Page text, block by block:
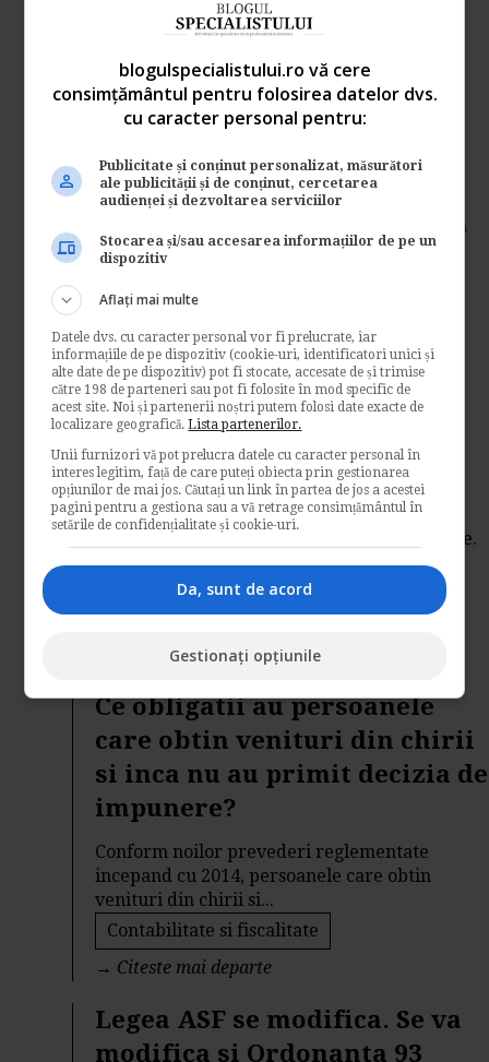
Contabilitate si fiscalitate
Citeste mai departe
Motivul neincrederii
anului 2014
Romanii nu cred ca economia isi va reveni in
anul 2014 iar redresarea economiei nu este
vazuta ca...
Contabilitate si fiscalitate
→Citeste mai departe
Cum sa ai o afacere de 3
miliarde de dolari fara sa
platesti TVA sau impozit pe
profit
Analizam situatia unei afaceri cu totul aparte.
Este vorba despre Panera Bread, o cafenea
Contabilitate si fiscalitate
Citeste mai departe
Ce obligatii au persoanele
care obtin venituri din chirii
si inca nu au primit decizia de
impunere?
Conform noilor prevederi reglementate
incepand cu 2014, persoanele care obtin
venituri din chirii si...
Contabilitate si fiscalitate
→ Citeste mai departe
Legea ASF se modifica. Se va
modifica si Ordonanta 93
blogulspecialistului.ro vă cere
consimțământul pentru folosirea datelor dvs.
cu caracter personal pentru:
Publicitate și conținut personalizat, măsurători
ale publicității și de conținut, cercetarea
audienței și dezvoltarea serviciilor
Stocarea și/sau accesarea informațiilor de pe un
dispozitiv
Aflați mai multe
Datele dvs. cu caracter personal vor fi prelucrate, iar
informațiile de pe dispozitiv (cookie-uri, identificatori unici și
alte date de pe dispozitiv) pot fi stocate, accesate de și trimise
către 198 de parteneri sau pot fi folosite în mod specific de
acest site. Noi și partenerii noștri putem folosi date exacte de
localizare geografică.Lista partenerilor.
Unii furnizori vă pot prelucra datele cu caracter personal în
interes legitim, față de care puteți obiecta prin gestionarea
opțiunilor de mai jos. Căutați un link în partea de jos a acestei
pagini pentru a gestiona sau a vă retrage consimțământul în
setările de confidențialitate și cookie-uri.
Da, sunt de acord
Gestionați opțiunile